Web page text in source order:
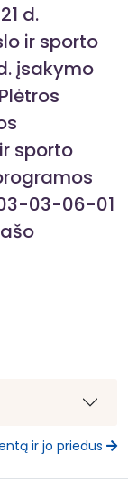
d.
ir sporto
įsakymo
sporto
03-06-01
ir jo priedus